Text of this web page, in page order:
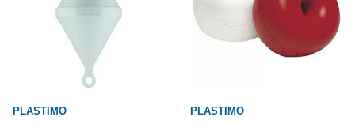
PLASTIMO PLASTIMO